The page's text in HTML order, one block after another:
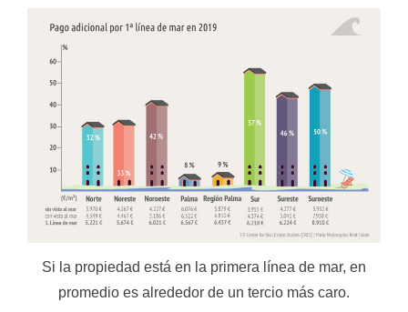
Si la propiedad está en la primera línea de mar, en
promedio es alrededor de un tercio más caro.